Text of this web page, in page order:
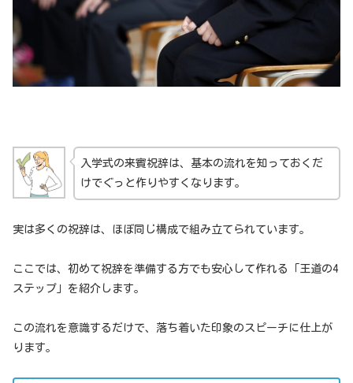
入学式の来賓祝辞は、基本の流れを知っておくだ
けでぐっと作りやすくなります。
実は多くの祝辞は、ほぼ同じ構成で組み立てられています。
ここでは、初めて祝辞を準備する方でも安心して作れる「王道の4
ステップ」を紹介します。
この流れを意識するだけで、落ち着いた印象のスピーチに仕上が
ります。